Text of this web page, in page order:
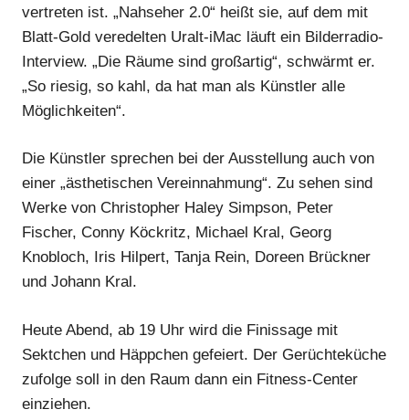
vertreten ist. „Nahseher 2.0“ heißt sie, auf dem mit
Blatt-Gold veredelten Uralt-iMac läuft ein Bilderradio-
Interview. „Die Räume sind großartig“, schwärmt er.
„So riesig, so kahl, da hat man als Künstler alle
Möglichkeiten“.
Die Künstler sprechen bei der Ausstellung auch von
einer „ästhetischen Vereinnahmung“. Zu sehen sind
Werke von Christopher Haley Simpson, Peter
Fischer, Conny Köckritz, Michael Kral, Georg
Knobloch, Iris Hilpert, Tanja Rein, Doreen Brückner
und Johann Kral.
Heute Abend, ab 19 Uhr wird die Finissage mit
Sektchen und Häppchen gefeiert. Der Gerüchteküche
zufolge soll in den Raum dann ein Fitness-Center
einziehen.